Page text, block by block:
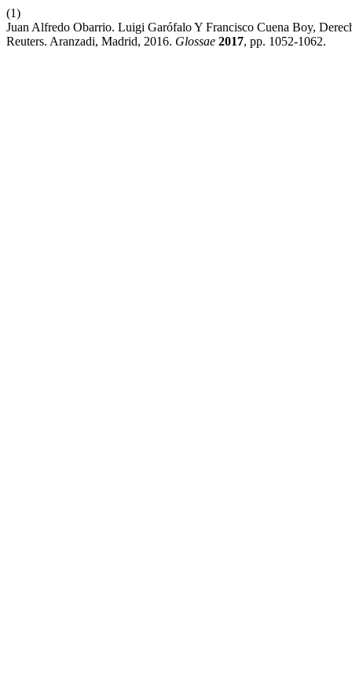
(1)
Juan Alfredo Obarrio. Luigi Garófalo Y Francisco Cuena Boy,
Reuters. Aranzadi, Madrid, 2016. Glossae 2017, pp. 1052-1062.